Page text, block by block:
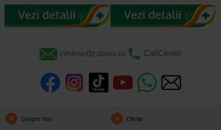
infoline@catena.ro CallCenter
Despre Noi Oferte